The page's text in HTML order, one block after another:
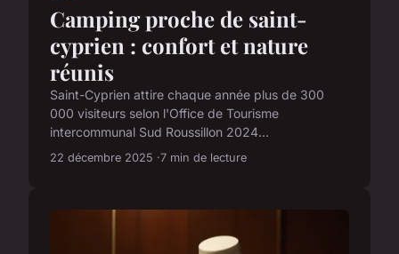
Camping proche de saint-
cyprien : confort et nature
réunis
Saint-Cyprien attire chaque année plus de 300
000 visiteurs selon l'Office de Tourisme
intercommunal Sud Roussillon 2024...
22 décembre 2025 7 min de lecture